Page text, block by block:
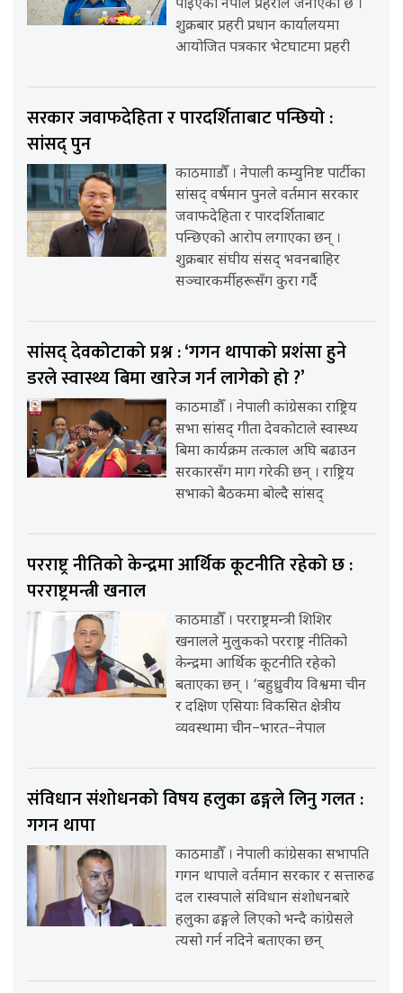
पाइएको नेपाल प्रहरीले जनाएको छ ।
शुक्रबार प्रहरी प्रधान कार्यालयमा
आयोजित पत्रकार भेटघाटमा प्रहरी
सरकार जवाफदेहिता र पारदर्शिताबाट पन्छियो :
सांसद् पुन
काठमााडौँ । नेपाली कम्युनिष्ट पार्टीका
सांसद् वर्षमान पुनले वर्तमान सरकार
जवाफदेहिता र पारदर्शिताबाट
पन्छिएको आरोप लगाएका छन् ।
शुक्रबार संघीय संसद् भवनबाहिर
सञ्चारकर्मीहरूसँग कुरा गर्दै
सांसद् देवकोटाको प्रश्न : ‘गगन थापाको प्रशंसा हुने
डरले स्वास्थ्य बिमा खारेज गर्न लागेको हो ?’
काठमाडौँ । नेपाली कांग्रेसका राष्ट्रिय
सभा सांसद् गीता देवकोटाले स्वास्थ्य
बिमा कार्यक्रम तत्काल अघि बढाउन
सरकारसँग माग गरेकी छन् । राष्ट्रिय
सभाको बैठकमा बोल्दै सांसद्
परराष्ट्र नीतिको केन्द्रमा आर्थिक कूटनीति रहेको छ :
परराष्ट्रमन्त्री खनाल
काठमाडौँ । परराष्ट्रमन्त्री शिशिर
खनालले मुलुकको परराष्ट्र नीतिको
केन्द्रमा आर्थिक कूटनीति रहेको
बताएका छन् । ‘बहुध्रुवीय विश्वमा चीन
र दक्षिण एसियाः विकसित क्षेत्रीय
व्यवस्थामा चीन–भारत–नेपाल
संविधान संशोधनको विषय हलुका ढङ्गले लिनु गलत :
गगन थापा
काठमाडौँ । नेपाली कांग्रेसका सभापति
गगन थापाले वर्तमान सरकार र सत्तारुढ
दल रास्वपाले संविधान संशोधनबारे
हलुका ढङ्गले लिएको भन्दै कांग्रेसले
त्यसो गर्न नदिने बताएका छन्